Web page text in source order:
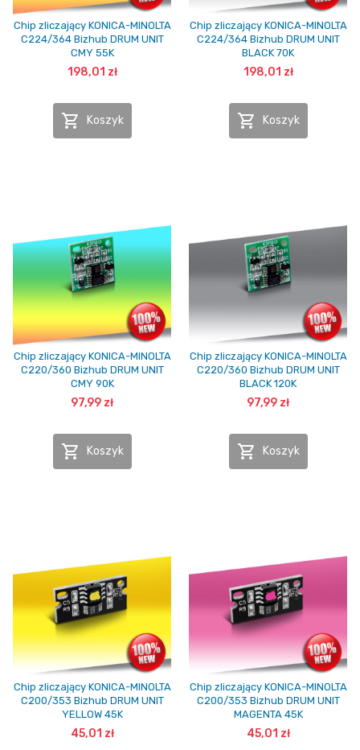
Chip zliczający KONICA-MINOLTA
C224/364 Bizhub DRUM UNIT
CMY 55K
198,01 zł
 Koszyk
Chip zliczający KONICA-MINOLTA
C224/364 Bizhub DRUM UNIT
BLACK 70K
198,01 zł
 Koszyk
Chip zliczający KONICA-MINOLTA
C220/360 Bizhub DRUM UNIT
CMY 90K
97,99 zł
 Koszyk
Chip zliczający KONICA-MINOLTA
C220/360 Bizhub DRUM UNIT
BLACK 120K
97,99 zł
 Koszyk
Chip zliczający KONICA-MINOLTA
C200/353 Bizhub DRUM UNIT
YELLOW 45K
45,01 zł
Chip zliczający KONICA-MINOLTA
C200/353 Bizhub DRUM UNIT
MAGENTA 45K
45,01 zł